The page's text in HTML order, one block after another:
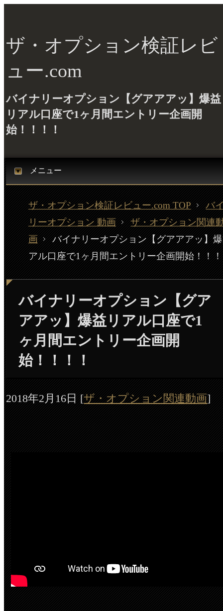
ザ・オプション検証レビ
ュー.com
バイナリーオプション【グアアアッ】爆益
リアル口座で1ヶ月間エントリー企画開
始！！！！
メニュー
ザ・オプション検証レビュー.com TOP
バ
リーオプション 動画
ザ・オプション関連
画
バイナリーオプション【グアアアッ】
アル口座で1ヶ月間エントリー企画開始！！
バイナリーオプション【グア
アアッ】爆益リアル口座で1
ヶ月間エントリー企画開
始！！！！
2018年2月16日[ザ・オプション関連動画]